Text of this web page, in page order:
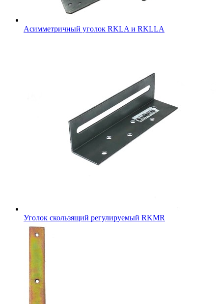
Асимметричный уголок RKLA и RKLLA
Уголок скользящий регулируемый RKMR